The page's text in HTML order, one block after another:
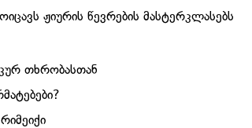
ჟიურის წევრების მასტერკლასებს
თხრობასთან